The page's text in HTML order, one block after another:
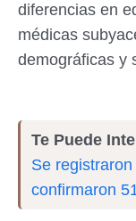
diferencias en
médicas
demográficas y
Te Puede
Se
confirmaron